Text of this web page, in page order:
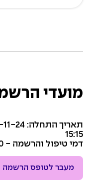
מועדי
15:15
דמי טיפול והרשמה - 350.00 ש״ח
מעבר לטופס הרשמה